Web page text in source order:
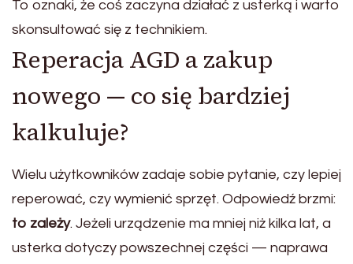
To oznaki, że coś zaczyna działać z usterką i warto
skonsultować się z technikiem.
Reperacja AGD a zakup
nowego — co się bardziej
kalkuluje?
Wielu użytkowników zadaje sobie pytanie, czy lepiej
reperować, czy wymienić sprzęt. Odpowiedź brzmi:
to zależy. Jeżeli urządzenie ma mniej niż kilka lat, a
usterka dotyczy powszechnej części — naprawa